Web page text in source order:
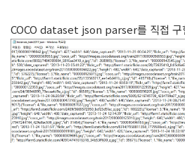
COCO dataset json parser를 직접 구